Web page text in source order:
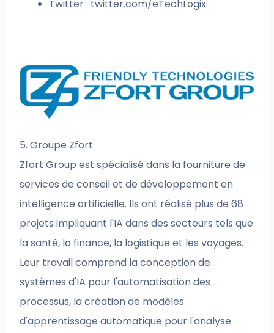
Twitter : twitter.com/eTechLogix
5. Groupe Zfort
Zfort Group est spécialisé dans la fourniture de
services de conseil et de développement en
intelligence artificielle. Ils ont réalisé plus de 68
projets impliquant l'IA dans des secteurs tels que
la santé, la finance, la logistique et les voyages.
Leur travail comprend la conception de
systèmes d'IA pour l'automatisation des
processus, la création de modèles
d'apprentissage automatique pour l'analyse